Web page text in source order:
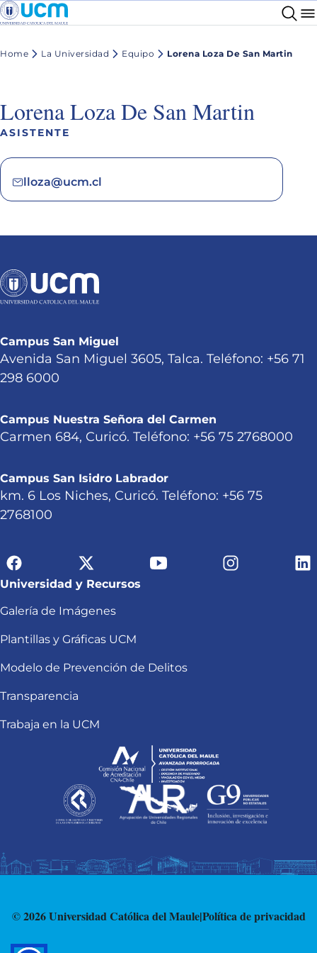
Home La Universidad Equipo Lorena Loza De San Martin
Lorena Loza De San Martin
ASISTENTE
lloza@ucm.cl
Campus San Miguel
Avenida San Miguel 3605, Talca. Teléfono: +56 71
298 6000
Campus Nuestra Señora del Carmen
Carmen 684, Curicó. Teléfono: +56 75 2768000
Campus San Isidro Labrador
km. 6 Los Niches, Curicó. Teléfono: +56 75
2768100
Universidad y Recursos
Galería de Imágenes
Plantillas y Gráficas UCM
Modelo de Prevención de Delitos
Transparencia
Trabaja en la UCM
© 2026 Universidad Católica del Maule|Política de privacidad